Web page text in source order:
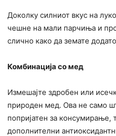
Доколку силниот вкус на
чешне на мали парчиња и
слично како да земате
Комбинација со мед
Измешајте здробен или
природен мед. Ова не само
попријатен за консумирање,
дополнителни